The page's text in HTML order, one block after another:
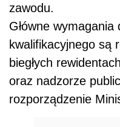
zawodu.
Główne
kwalifikacyjnego są
biegłych
oraz nadzorze
rozporządzenie